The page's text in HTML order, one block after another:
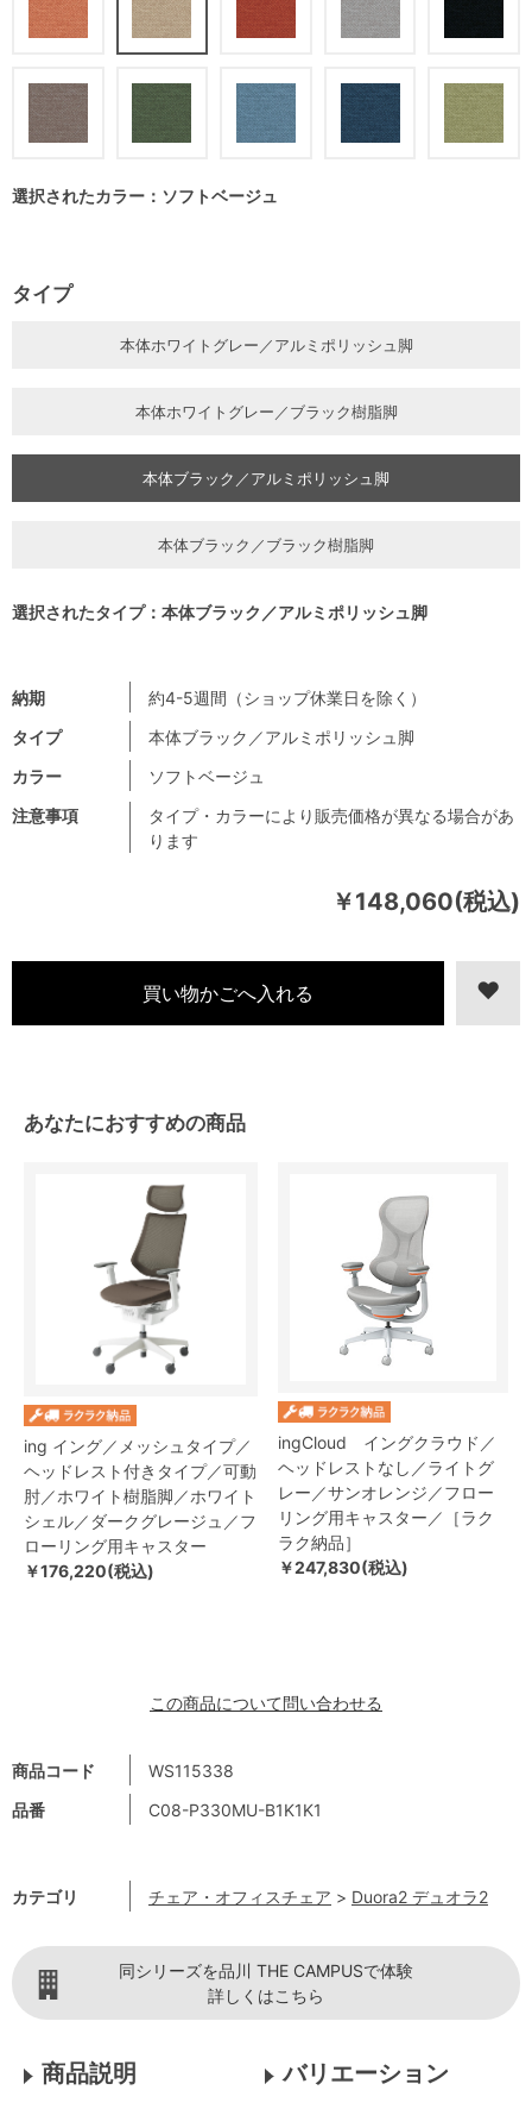
￥148,060(税込)
商品コード
WS115338
品番
C08-P330MU-B1K1K1
カテゴリ チェア・オフィスチェア > Duora2 デュオラ2
注意事項
タイプ・カラーにより販売価格が異なる場合があ
ります
納期
約4-5週間（ショップ休業日を除く）
タイプ
本体ブラック／アルミポリッシュ脚
カラー
ソフトベージュ
選択されたカラー：ソフトベージュ
タイプ
本体ホワイトグレー／アルミポリッシュ脚
本体ホワイトグレー／ブラック樹脂脚
本体ブラック／アルミポリッシュ脚
本体ブラック／ブラック樹脂脚
選択されたタイプ：本体ブラック／アルミポリッシュ脚
あなたにおすすめの商品
ing イング／メッシュタイプ／
ヘッドレスト付きタイプ／可動
肘／ホワイト樹脂脚／ホワイト
シェル／ダークグレージュ／フ
ローリング用キャスター
￥176,220(税込)
ingCloud イングクラウド／
ヘッドレストなし／ライトグ
レー／サンオレンジ／フロー
リング用キャスター／［ラク
ラク納品］
￥247,830(税込)
この商品について問い合わせる
同シリーズを品川 THE CAMPUSで体験
詳しくはこちら
商品説明 バリエーション